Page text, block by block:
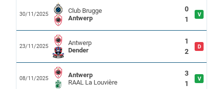
30/11/2025
Club Brugge
Antwerp
0
1
V
23/11/2025
Antwerp
Dender
1
2
D
08/11/2025
Antwerp
RAAL La Louvière
3
1
V